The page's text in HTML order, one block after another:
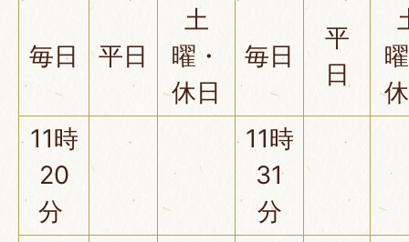
毎日 平日
土
曜・
休日
毎日
平
日
11時
20
分
11時
31
分